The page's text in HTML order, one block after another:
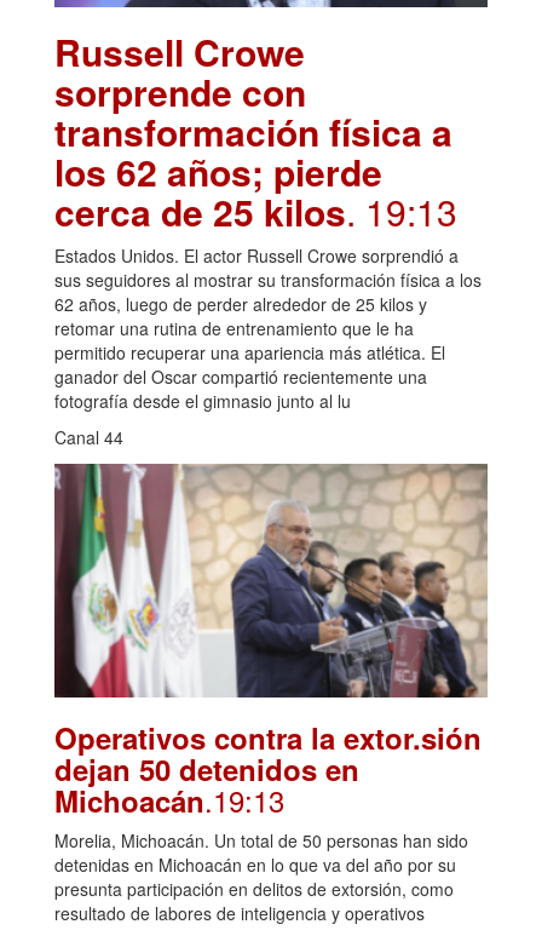
Russell Crowe
sorprende con
transformación física a
los 62 años; pierde
cerca de 25 kilos. 19:13
Estados Unidos. El actor Russell Crowe sorprendió a
sus seguidores al mostrar su transformación física a los
62 años, luego de perder alrededor de 25 kilos y
retomar una rutina de entrenamiento que le ha
permitido recuperar una apariencia más atlética. El
ganador del Oscar compartió recientemente una
fotografía desde el gimnasio junto al lu
Canal 44
Operativos contra la extor.sión
dejan 50 detenidos en
Michoacán.19:13
Morelia, Michoacán. Un total de 50 personas han sido
detenidas en Michoacán en lo que va del año por su
presunta participación en delitos de extorsión, como
resultado de labores de inteligencia y operativos